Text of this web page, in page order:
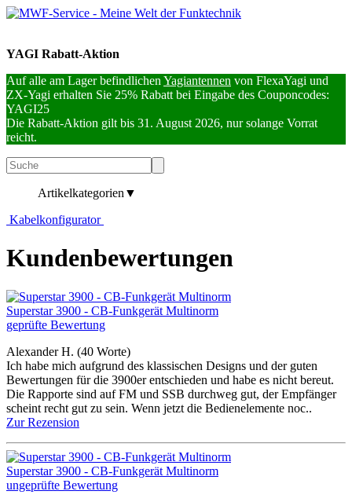
YAGI Rabatt-Aktion
Auf alle am Lager befindlichen Yagiantennen von FlexaYagi und
ZX-Yagi erhalten Sie 25% Rabatt bei Eingabe des Couponcodes:
YAGI25
Die Rabatt-Aktion gilt bis 31. August 2026, nur solange Vorrat
reicht.
Artikelkategorien ▼
Kabelkonfigurator
Kundenbewertungen
Superstar 3900 - CB-Funkgerät Multinorm
geprüfte Bewertung
Alexander H. (40 Worte)
Ich habe mich aufgrund des klassischen Designs und der guten
Bewertungen für die 3900er entschieden und habe es nicht bereut.
Die Rapporte sind auf FM und SSB durchweg gut, der Empfänger
scheint recht gut zu sein. Wenn jetzt die Bedienelemente noc..
Zur Rezension
Superstar 3900 - CB-Funkgerät Multinorm
ungeprüfte Bewertung